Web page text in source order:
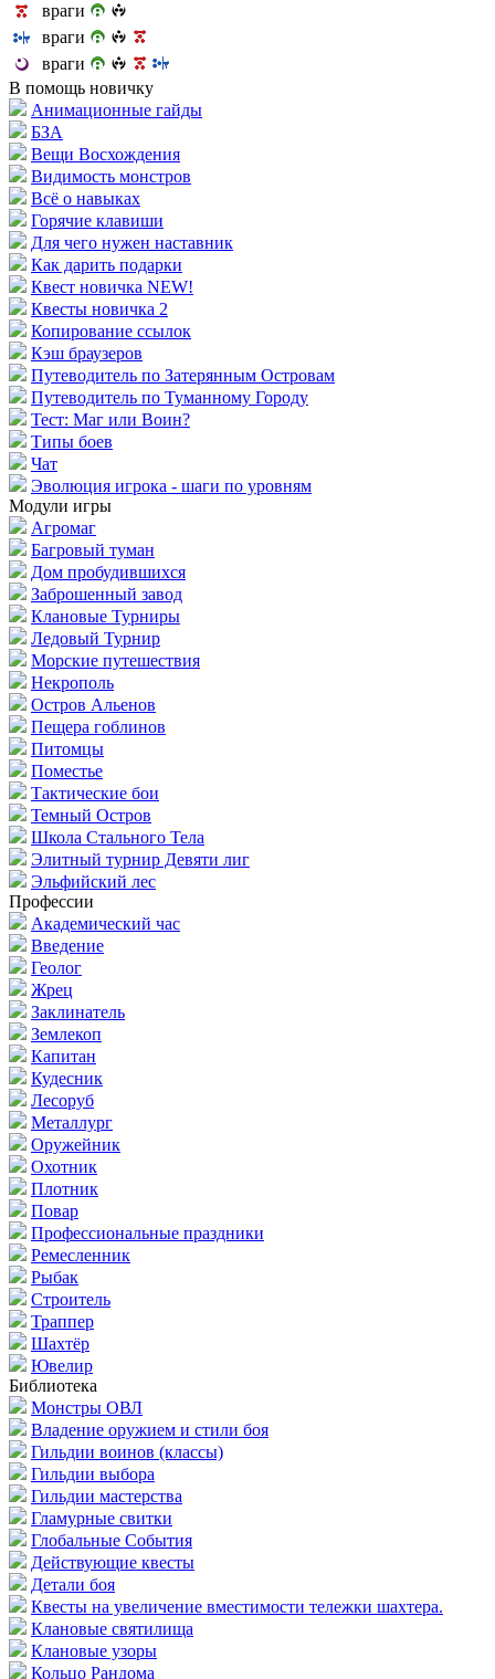
враги
враги
враги
В помощь новичку
Анимационные гайды
БЗА
Вещи Восхождения
Видимость монстров
Всё о навыках
Горячие клавиши
Для чего нужен наставник
Как дарить подарки
Квест новичка NEW!
Квесты новичка 2
Копирование ссылок
Кэш браузеров
Путеводитель по Затерянным Островам
Путеводитель по Туманному Городу
Тест: Маг или Воин?
Типы боев
Чат
Эволюция игрока - шаги по уровням
Модули игры
Агромаг
Багровый туман
Дом пробудившихся
Заброшенный завод
Клановые Турниры
Ледовый Турнир
Морские путешествия
Некрополь
Остров Альенов
Пещера гоблинов
Питомцы
Поместье
Тактические бои
Темный Остров
Школа Стального Тела
Элитный турнир Девяти лиг
Эльфийский лес
Профессии
Академический час
Введение
Геолог
Жрец
Заклинатель
Землекоп
Капитан
Кудесник
Лесоруб
Металлург
Оружейник
Охотник
Плотник
Повар
Профессиональные праздники
Ремесленник
Рыбак
Строитель
Траппер
Шахтёр
Ювелир
Библиотека
Монстры ОВЛ
Владение оружием и стили боя
Гильдии воинов (классы)
Гильдии выбора
Гильдии мастерства
Гламурные свитки
Глобальные События
Действующие квесты
Детали боя
Квесты на увеличение вместимости тележки шахтера.
Клановые святилища
Клановые узоры
Кольцо Рандома